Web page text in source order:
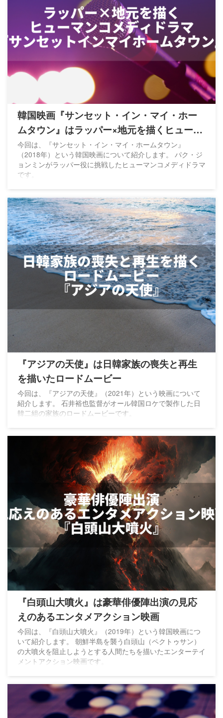
韓国映画『サンセット・イン・マイ・ホー
ムタウン』はラッパー×地元を描くヒューマ
ンコメディ
今回は、『サンセット・イン・マイ・ホームタウン』
（2018年）という韓国映画について紹介します。 パク・ジ
ョンミンがラッパー役に挑戦したヒューマンコメディドラマ
です。
『アジアの天使』は日韓家族の喪失と再生
を描いたロードムービー
今回は、『アジアの天使』（2021年）という映画について
紹介します。 石井裕也監督がオール韓国ロケで製作した日
韓二組の家族のロードムービーです。
『白頭山大噴火』は豪華俳優陣出演の見応
えのあるエンタメアクション映画
今回は、『白頭山大噴火』（2019年）という韓国映画につ
いて紹介します。 朝鮮半島を襲う白頭山（ペクトゥサン）
の大噴火を阻止しようとする人間たちを描いたエンターテイ
メントアクション映画です。